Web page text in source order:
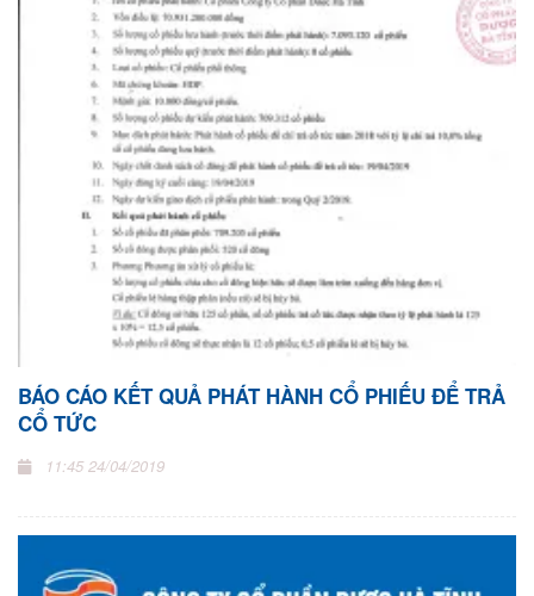
BÁO CÁO KẾT QUẢ PHÁT HÀNH CỔ PHIẾU ĐỂ TRẢ
CỔ TỨC
11:45 24/04/2019